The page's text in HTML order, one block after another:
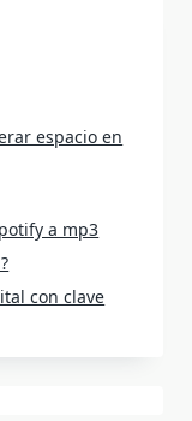
espacio en
a mp3
con clave